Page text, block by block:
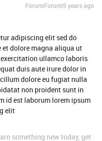
Forum|Forum|5 years ago
adipiscing elit sed do
dolore magna aliqua ut
ullamco laboris
duis aute irure dolor in
dolore eu fugiat nulla
non proident sunt in
id est laborum lorem ipsum
elit
something new today, get